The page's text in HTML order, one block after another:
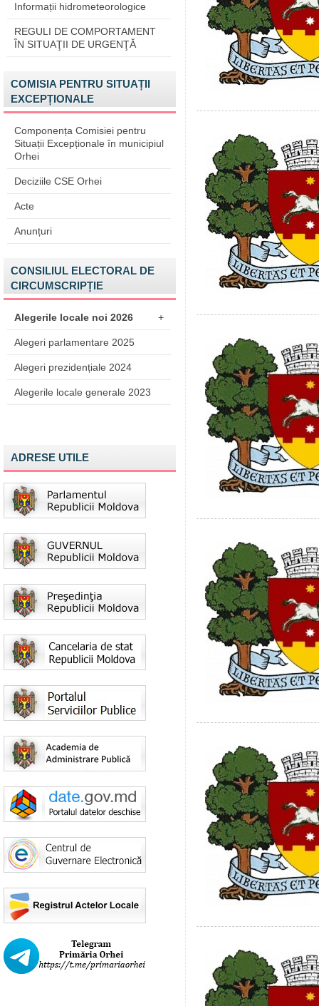
Informații hidrometeorologice
REGULI DE COMPORTAMENT
ÎN SITUAŢII DE URGENŢĂ
COMISIA PENTRU SITUAȚII
EXCEPȚIONALE
Componența Comisiei pentru
Situații Excepționale în municipiul
Orhei
Deciziile CSE Orhei
Acte
Anunțuri
CONSILIUL ELECTORAL DE
CIRCUMSCRIPȚIE
Alegerile locale noi 2026 +
Alegeri parlamentare 2025
Alegeri prezidențiale 2024
Alegerile locale generale 2023
ADRESE UTILE